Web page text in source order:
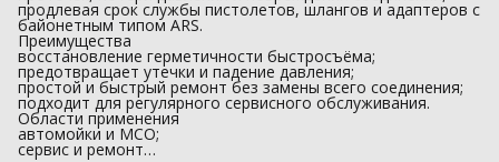
продлевая срок службы пистолетов, шлангов и адаптеров с
байонетным типом ARS.
Преимущества
восстановление герметичности быстросъёма;
предотвращает утечки и падение давления;
простой и быстрый ремонт без замены всего соединения;
подходит для регулярного сервисного обслуживания.
Области применения
автомойки и МСО;
сервис и ремонт…